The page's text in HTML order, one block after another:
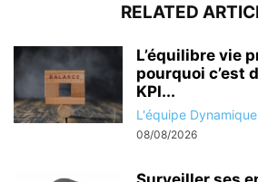
RELATED
L’équilibre vie
pourquoi c’est
KPI...
L'équipe
08/08/2026